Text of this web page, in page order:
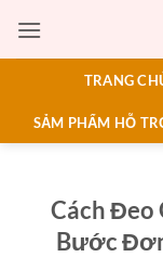
qua
TRANG
SẢM PHẨM HỖ
Cách Đeo
Bước